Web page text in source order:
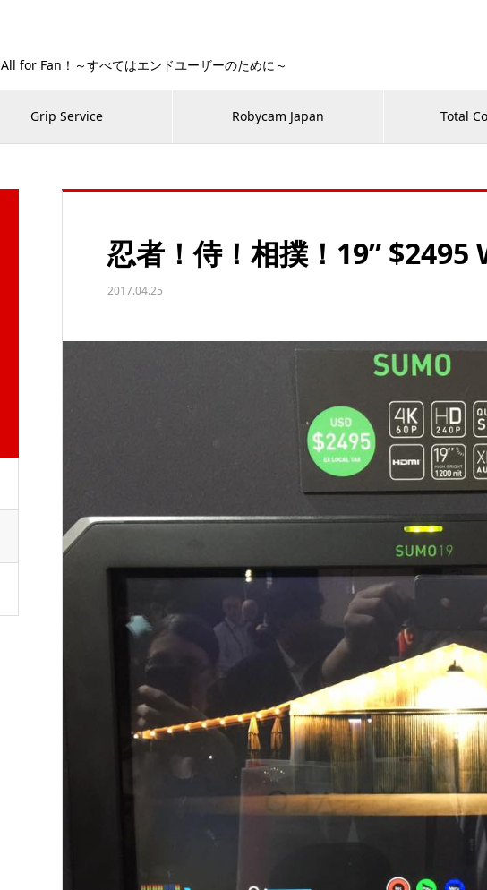
All for Fan！～すべてはエンドユーザーのために～
Grip Service Robycam Japan Total
忍者！侍！相撲！19”
2017.04.25